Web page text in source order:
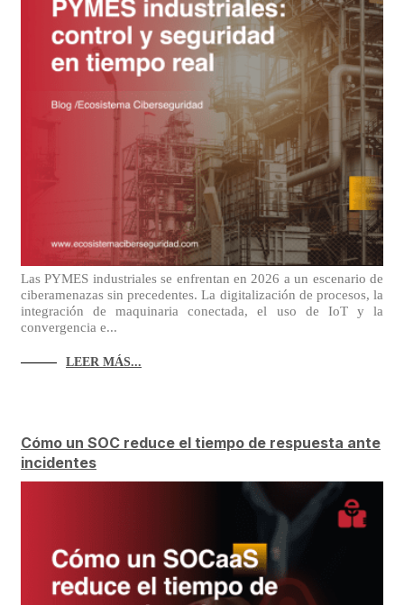
Las PYMES industriales se enfrentan en 2026 a un escenario de
ciberamenazas sin precedentes. La digitalización de procesos, la
integración de maquinaria conectada, el uso de IoT y la
convergencia e...
LEER MÁS...
Cómo un SOC reduce el tiempo de respuesta ante
incidentes